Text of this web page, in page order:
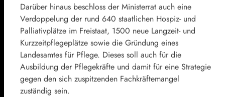
Darüber hinaus beschloss der Ministerrat auch eine
Verdoppelung der rund 640 staatlichen Hospiz- und
Palliativplätze im Freistaat, 1500 neue Langzeit- und
Kurzzeitpflegeplätze sowie die Gründung eines
Landesamtes für Pflege. Dieses soll auch für die
Ausbildung der Pflegekräfte und damit für eine Strategie
gegen den sich zuspitzenden Fachkräftemangel
zuständig sein.